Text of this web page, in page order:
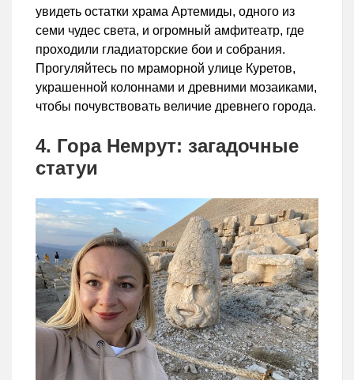
увидеть остатки храма Артемиды, одного из
семи чудес света, и огромный амфитеатр, где
проходили гладиаторские бои и собрания.
Прогуляйтесь по мраморной улице Куретов,
украшенной колоннами и древними мозаиками,
чтобы почувствовать величие древнего города.
4. Гора Немрут: загадочные
статуи